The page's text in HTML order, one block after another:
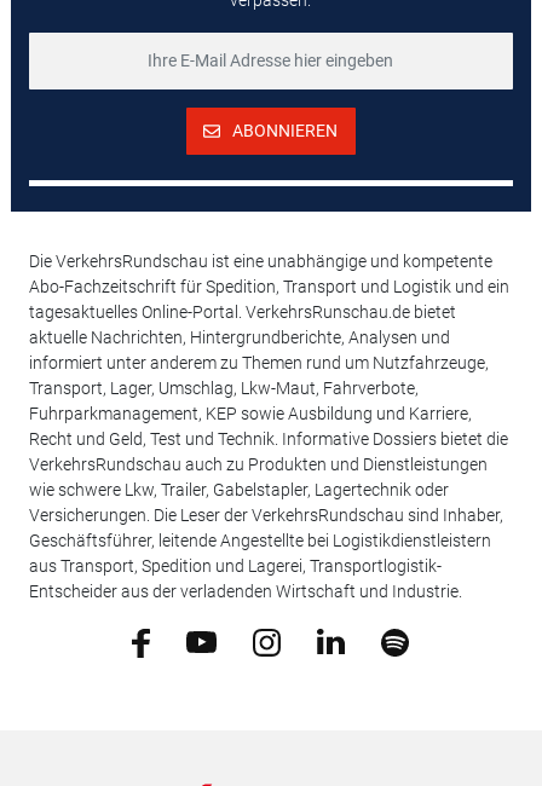
ABONNIEREN
Die VerkehrsRundschau ist eine unabhängige und kompetente
Abo-Fachzeitschrift für Spedition, Transport und Logistik und ein
tagesaktuelles Online-Portal. VerkehrsRunschau.de bietet
aktuelle Nachrichten, Hintergrundberichte, Analysen und
informiert unter anderem zu Themen rund um Nutzfahrzeuge,
Transport, Lager, Umschlag, Lkw-Maut, Fahrverbote,
Fuhrparkmanagement, KEP sowie Ausbildung und Karriere,
Recht und Geld, Test und Technik. Informative Dossiers bietet die
VerkehrsRundschau auch zu Produkten und Dienstleistungen
wie schwere Lkw, Trailer, Gabelstapler, Lagertechnik oder
Versicherungen. Die Leser der VerkehrsRundschau sind Inhaber,
Geschäftsführer, leitende Angestellte bei Logistikdienstleistern
aus Transport, Spedition und Lagerei, Transportlogistik-
Entscheider aus der verladenden Wirtschaft und Industrie.